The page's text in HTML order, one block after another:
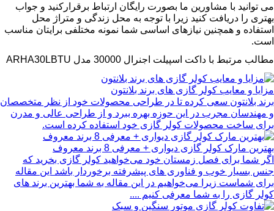
می توانید با مشاورین ما بصورت رایگان ارتباط برقرارکنید و جواب
بهتری را دریافت کنید زیرا با توجه به محل زندگی و متراژ محل
استفاده و همچنین نیازهای اساسی شما نمونه مختلفی برایتان مناسب
است.
مطالب مرتبط با داکت اسپیلت اجنرال 30000 مدل ARHA30LBTU
مزایا و معایب کولر گازی های برند بلانتون
برند بلانتون سعی کرده تا در طراحی محصولات خود از نظر متخصصان
و مهندسان مجرب در این حوزه بهره ببرد و از طراحی عالی و مدرن
برای ساخت محصولات کولر گازی خود استفاده کرده است.
بهترین مارک کولر گازی دیواری + معرفی 8 برند معروف
اگر شما برای فصل زمستان خود می‌خواهید کولر گازی بخرید که
جنس بسیار خوب و فناوری های پیشرفته برخوردار باشد این مقاله
برای شماست زیرا می‌خواهیم در این مقاله به شما بهترین برند های
کولر گازی را به شما معرفی کنیم ....